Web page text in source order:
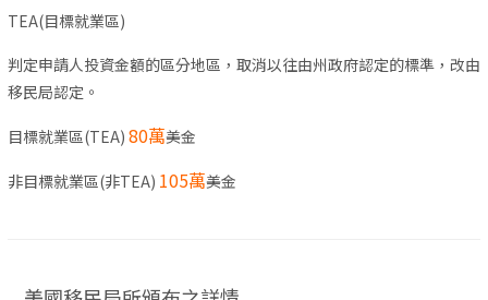
TEA(目標就業區)
判定申請人投資金額的區分地區，取消以往由州政府認定的標準，改由
移民局認定。
目標就業區(TEA) 80萬美金
非目標就業區(非TEA) 105萬美金